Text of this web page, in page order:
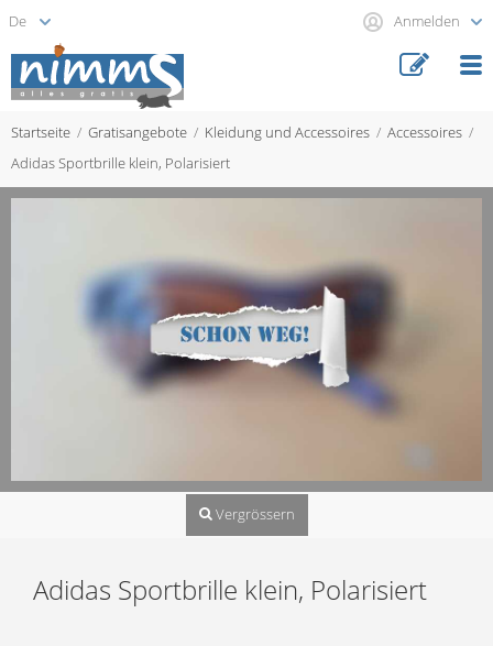
Anmelden
Startseite Gratisangebote Kleidung und Accessoires
Accessoires
Adidas Sportbrille klein, Polarisiert
Vergrössern
Adidas Sportbrille klein, Polarisiert